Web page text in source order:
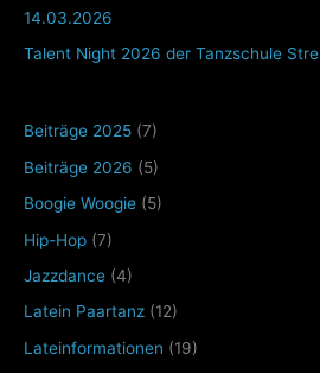
14.03.2026
Talent Night 2026 der Tanzschule
Beiträge 2025 (7)
Beiträge 2026 (5)
Boogie Woogie (5)
Hip-Hop (7)
Jazzdance (4)
Latein Paartanz (12)
Lateinformationen (19)